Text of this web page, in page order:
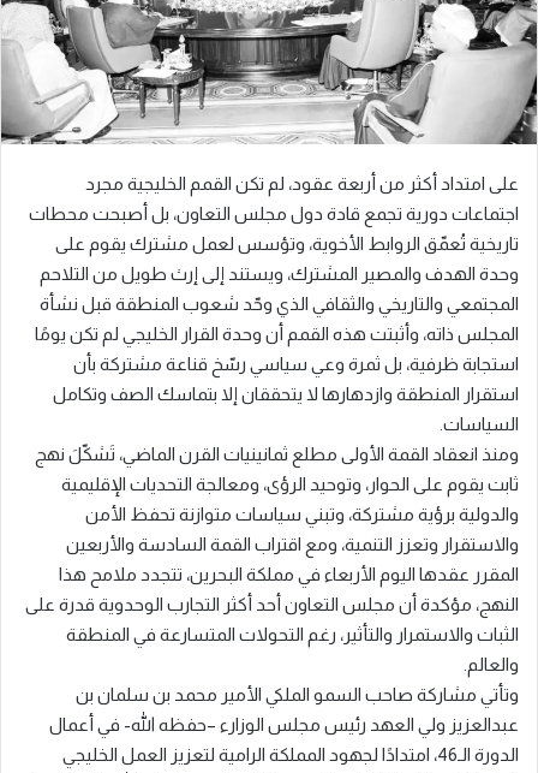
على امتداد أكثر من أربعة عقود، لم تكن القمم الخليجية مجرد
اجتماعات دورية تجمع قادة دول مجلس التعاون، بل أصبحت محطات
تاريخية تُعمّق الروابط الأخوية، وتؤسس لعمل مشترك يقوم على
وحدة الهدف والمصير المشترك، ويستند إلى إرث طويل من التلاحم
المجتمعي والتاريخي والثقافي الذي وحّد شعوب المنطقة قبل نشأة
المجلس ذاته، وأثبتت هذه القمم أن وحدة القرار الخليجي لم تكن يومًا
استجابة ظرفية، بل ثمرة وعي سياسي رسّخ قناعة مشتركة بأن
استقرار المنطقة وازدهارها لا يتحققان إلا بتماسك الصف وتكامل
السياسات.
ومنذ انعقاد القمة الأولى مطلع ثمانينيات القرن الماضي، تَشكّلَ نهج
ثابت يقوم على الحوار، وتوحيد الرؤى، ومعالجة التحديات الإقليمية
والدولية برؤية مشتركة، وتبني سياسات متوازنة تحفظ الأمن
والاستقرار وتعزز التنمية، ومع اقتراب القمة السادسة والأربعين
المقرر عقدها اليوم الأربعاء في مملكة البحرين، تتجدد ملامح هذا
النهج، مؤكدة أن مجلس التعاون أحد أكثر التجارب الوحدوية قدرة على
الثبات والاستمرار والتأثير، رغم التحولات المتسارعة في المنطقة
والعالم.
وتأتي مشاركة صاحب السمو الملكي الأمير محمد بن سلمان بن
عبدالعزيز ولي العهد رئيس مجلس الوزارء –حفظه الله- في أعمال
الدورة الـ46، امتدادًا لجهود المملكة الرامية لتعزيز العمل الخليجي